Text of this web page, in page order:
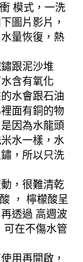
模式，一洗
圖片影片，
量恢復，熱
跟泥沙堆
含有氧化
水會跟石油
面有銅的物
因為水龍頭
水一樣，水
，所以只洗
，很難清乾
， 檸檬酸呈
透過 高週波
可在不傷水管
用再開啟，